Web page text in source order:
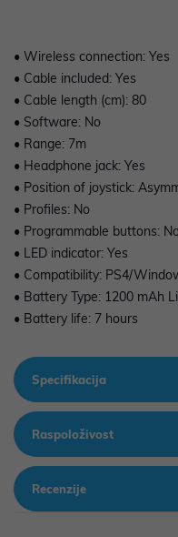
• Wireless connection: Yes
• Cable included: Yes
• Cable length (cm): 80
• Software: No
• Range: 7m
• Headphone jack: Yes
• Position of joystick:
• Profiles: No
• Programmable buttons:
• LED indicator: Yes
• Compatibility: PS4/
• Battery Type: 1200 mAh
• Battery life: 7 hours
Specifikacija
Raspoloživost
Recenzije